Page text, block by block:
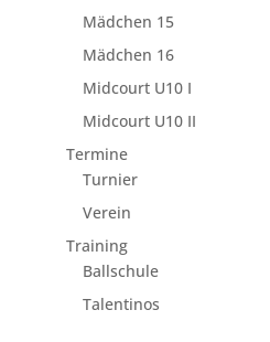
Mädchen 15
Mädchen 16
Midcourt U10 I
Midcourt U10 II
Termine
Turnier
Verein
Training
Ballschule
Talentinos